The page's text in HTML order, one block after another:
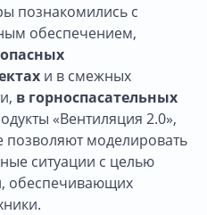
познакомились с
обеспечением,
опасных
и в смежных
в горноспасательных
«Вентиляция 2.0»,
позволяют моделировать
ситуации с целью
обеспечивающих